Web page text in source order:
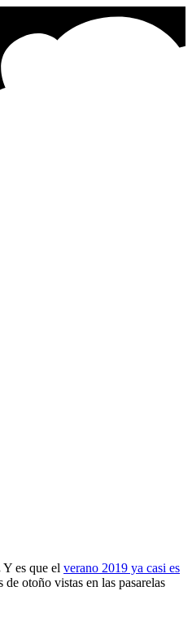
Y es que el verano 2019 ya casi es
otoño vistas en las pasarelas